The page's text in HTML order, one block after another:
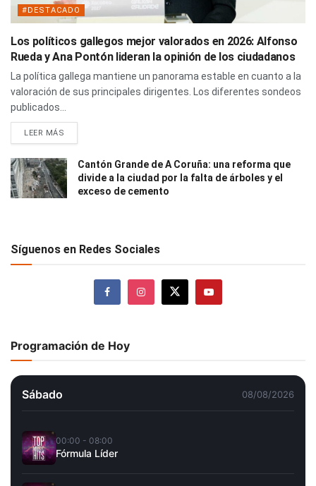
#DESTACADO
Los políticos gallegos mejor valorados en 2026: Alfonso
Rueda y Ana Pontón lideran la opinión de los ciudadanos
La política gallega mantiene un panorama estable en cuanto a la
valoración de sus principales dirigentes. Los diferentes sondeos
publicados...
LEER MÁS
Cantón Grande de A Coruña: una reforma que
divide a la ciudad por la falta de árboles y el
exceso de cemento
Síguenos en Redes Sociales
Programación de Hoy
Sábado 08/08/2026
00:00 - 08:00
Fórmula Líder